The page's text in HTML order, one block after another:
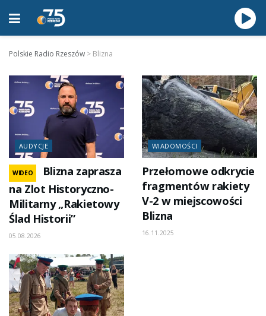
Polskie Radio Rzeszów > Blizna
AUDYCJE
WIDEO
Blizna zaprasza
na Zlot Historyczno-
Militarny „Rakietowy
Ślad Historii”
05.08.2026
WIADOMOŚCI
Przełomowe odkrycie
fragmentów rakiety
V-2 w miejscowości
Blizna
16.11.2025